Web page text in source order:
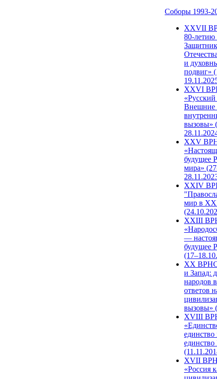
Соборы 1993-
ХХVII
80-
и
подвиг»
XXVI
Внешние
вызовы»
XXV
будущее
мира»
XXIV
мир в
XXIII
—
будущее
XX ВРНС
и Запад:
народов
ответов
вызовы»
XVIII
единство
единство
XVII
«Россия